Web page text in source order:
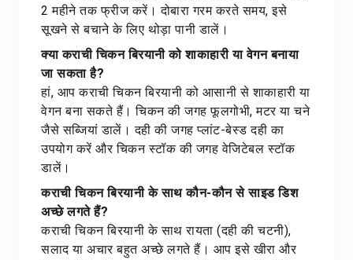
2 महीने तक फ्रीज करें। दोबारा गरम करते समय, इसे
सूखने से बचाने के लिए थोड़ा पानी डालें।
क्या कराची चिकन बिरयानी को शाकाहारी या वेगन बनाया
जा सकता है?
हां, आप कराची चिकन बिरयानी को आसानी से शाकाहारी या
वेगन बना सकते हैं। चिकन की जगह फूलगोभी, मटर या चने
जैसे सब्जियां डालें। दही की जगह प्लांट-बेस्ड दही का
उपयोग करें और चिकन स्टॉक की जगह वेजिटेबल स्टॉक
डालें।
कराची चिकन बिरयानी के साथ कौन-कौन से साइड डिश
अच्छे लगते हैं?
कराची चिकन बिरयानी के साथ रायता (दही की चटनी),
सलाद या अचार बहुत अच्छे लगते हैं। आप इसे खीरा और